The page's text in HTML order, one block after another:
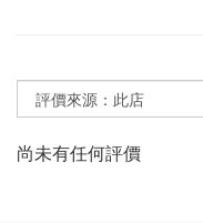
尚未有任何評價